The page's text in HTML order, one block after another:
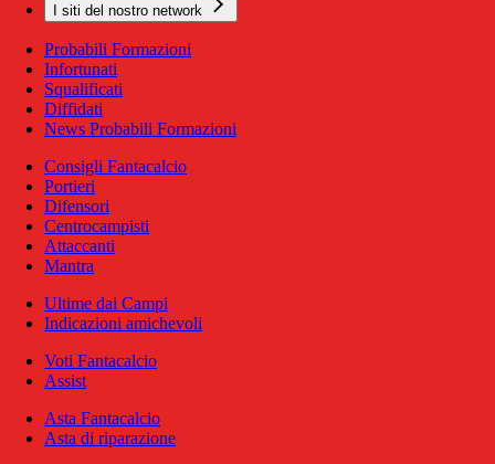
I siti del nostro network
Probabili Formazioni
Infortunati
Squalificati
Diffidati
News Probabili Formazioni
Consigli Fantacalcio
Portieri
Difensori
Centrocampisti
Attaccanti
Mantra
Ultime dai Campi
Indicazioni amichevoli
Voti Fantacalcio
Assist
Asta Fantacalcio
Asta di riparazione